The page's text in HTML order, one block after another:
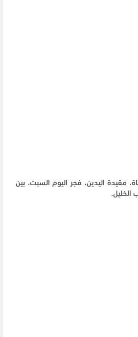
مقيدة اليدين، فجر اليوم السبت، بين
الخليل.